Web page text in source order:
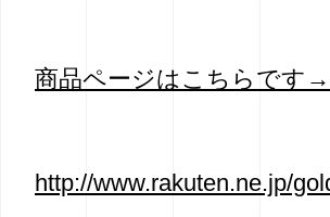
商品ページはこちらです→
http://www.rakuten.ne.jp/